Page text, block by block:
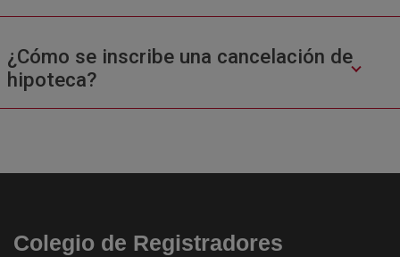
¿Cómo se inscribe una cancelación de
hipoteca?
Colegio de Registradores